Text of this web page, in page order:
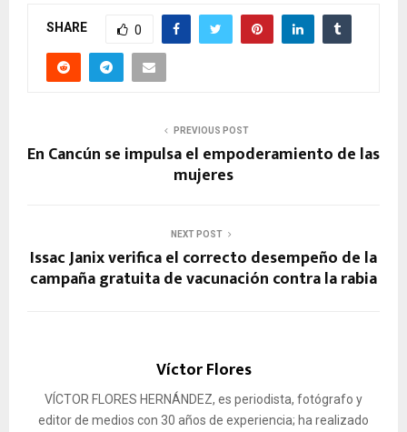
SHARE 0
PREVIOUS POST
En Cancún se impulsa el empoderamiento de las
mujeres
NEXT POST
Issac Janix verifica el correcto desempeño de la
campaña gratuita de vacunación contra la rabia
Víctor Flores
VÍCTOR FLORES HERNÁNDEZ, es periodista, fotógrafo y
editor de medios con 30 años de experiencia; ha realizado